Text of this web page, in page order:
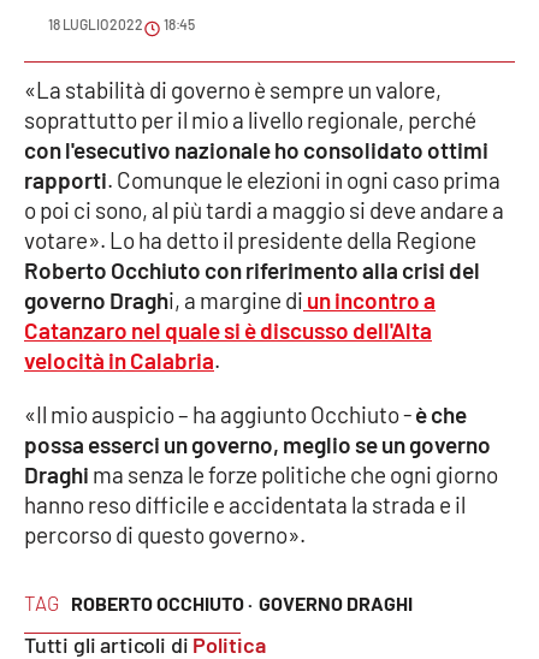
Meteo
Editoriali
VIDEO
Ambiente
Cronaca
Economia e Lavoro
Politica
Società
18 LUGLIO 2022 18:45
TAG ROBERTO OCCHIUTO · GOVERNO DRAGHI
Tutti gli articoli di Politica
«La stabilità di governo è sempre un valore,
soprattutto per il mio a livello regionale, perché
con l'esecutivo nazionale ho consolidato ottimi
rapporti. Comunque le elezioni in ogni caso prima
o poi ci sono, al più tardi a maggio si deve andare a
votare». Lo ha detto il presidente della Regione
Roberto Occhiuto con riferimento alla crisi del
governo Draghi, a margine di un incontro a
Catanzaro nel quale si è discusso dell'Alta
velocità in Calabria.
«Il mio auspicio – ha aggiunto Occhiuto -è che
possa esserci un governo, meglio se un governo
Draghi ma senza le forze politiche che ogni giorno
hanno reso difficile e accidentata la strada e il
percorso di questo governo».